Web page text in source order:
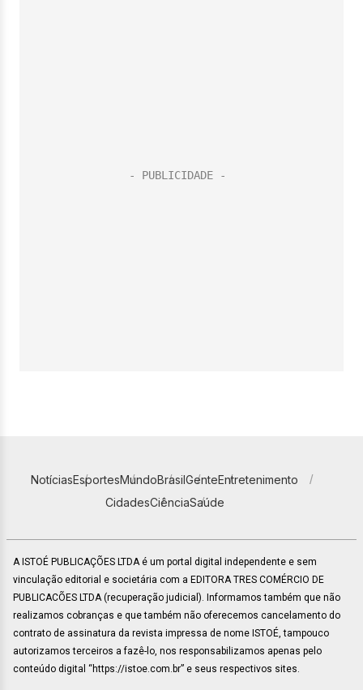
NotíciasEsportesMundoBrasilGenteEntretenimento
CidadesCiênciaSaúde
A ISTOÉ PUBLICAÇÕES LTDA é um portal digital independente e sem
vinculação editorial e societária com a EDITORA TRES COMÉRCIO DE
PUBLICACÕES LTDA (recuperação judicial). Informamos também que não
realizamos cobranças e que também não oferecemos cancelamento do
contrato de assinatura da revista impressa de nome ISTOÉ, tampouco
autorizamos terceiros a fazê-lo, nos responsabilizamos apenas pelo
conteúdo digital “https://istoe.com.br” e seus respectivos sites.